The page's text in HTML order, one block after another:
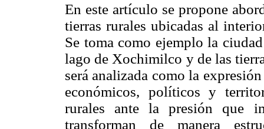
En este artículo se propone
tierras rurales ubicadas al
Se toma como ejemplo la
lago de Xochimilco y de las
será analizada como la
económicos, políticos y
rurales ante la presión que
transforman de manera